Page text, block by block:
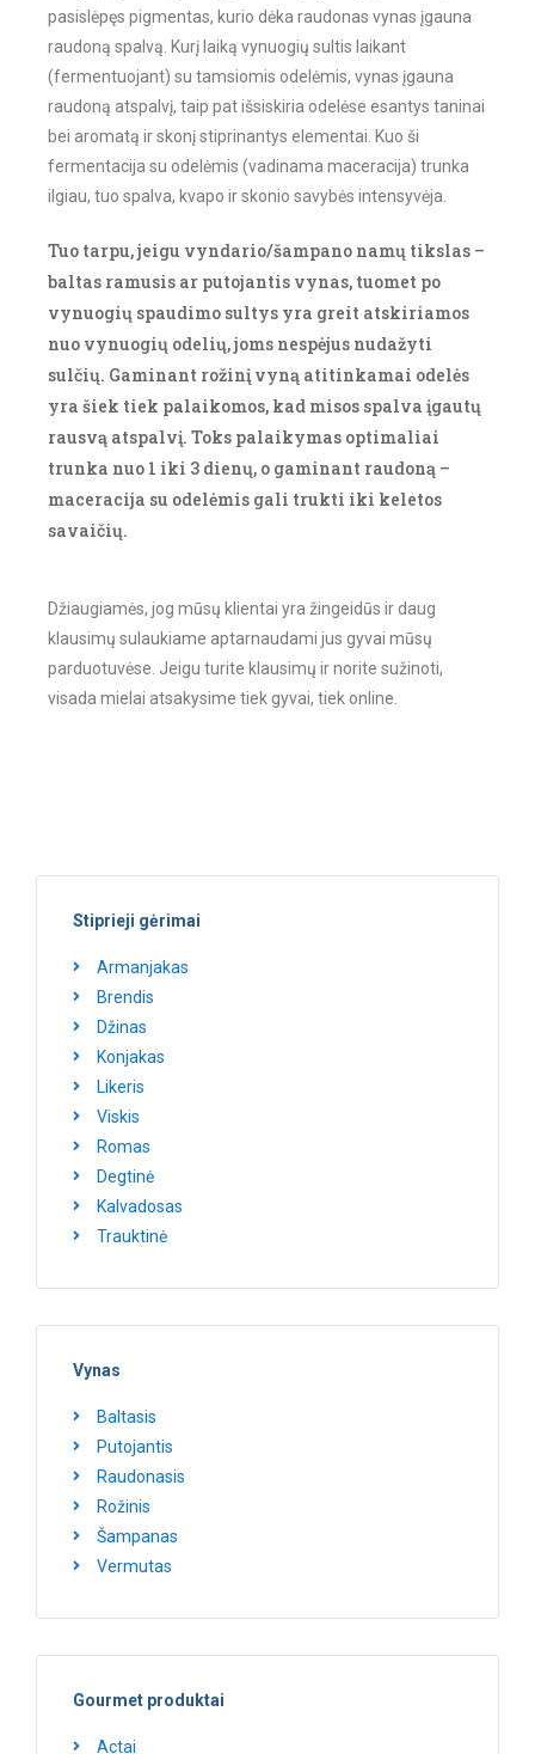
pasislėpęs pigmentas, kurio dėka raudonas vynas įgauna
raudoną spalvą. Kurį laiką vynuogių sultis laikant
(fermentuojant) su tamsiomis odelėmis, vynas įgauna
raudoną atspalvį, taip pat išsiskiria odelėse esantys taninai
bei aromatą ir skonį stiprinantys elementai. Kuo ši
fermentacija su odelėmis (vadinama maceracija) trunka
ilgiau, tuo spalva, kvapo ir skonio savybės intensyvėja.
Tuo tarpu, jeigu vyndario/šampano namų tikslas –
baltas ramusis ar putojantis vynas, tuomet po
vynuogių spaudimo sultys yra greit atskiriamos
nuo vynuogių odelių, joms nespėjus nudažyti
sulčių. Gaminant rožinį vyną atitinkamai odelės
yra šiek tiek palaikomos, kad misos spalva įgautų
rausvą atspalvį. Toks palaikymas optimaliai
trunka nuo 1 iki 3 dienų, o gaminant raudoną –
maceracija su odelėmis gali trukti iki keletos
savaičių.
Džiaugiamės, jog mūsų klientai yra žingeidūs ir daug
klausimų sulaukiame aptarnaudami jus gyvai mūsų
parduotuvėse. Jeigu turite klausimų ir norite sužinoti,
visada mielai atsakysime tiek gyvai, tiek online.
Stiprieji gėrimai
Armanjakas
Brendis
Džinas
Konjakas
Likeris
Viskis
Romas
Degtinė
Kalvadosas
Trauktinė
Vynas
Baltasis
Putojantis
Raudonasis
Rožinis
Šampanas
Vermutas
Gourmet produktai
Actai